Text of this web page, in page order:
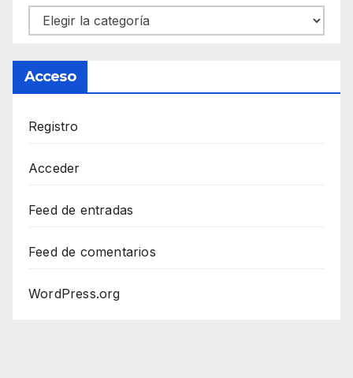
Categorías
Acceso
Registro
Acceder
Feed de entradas
Feed de comentarios
WordPress.org